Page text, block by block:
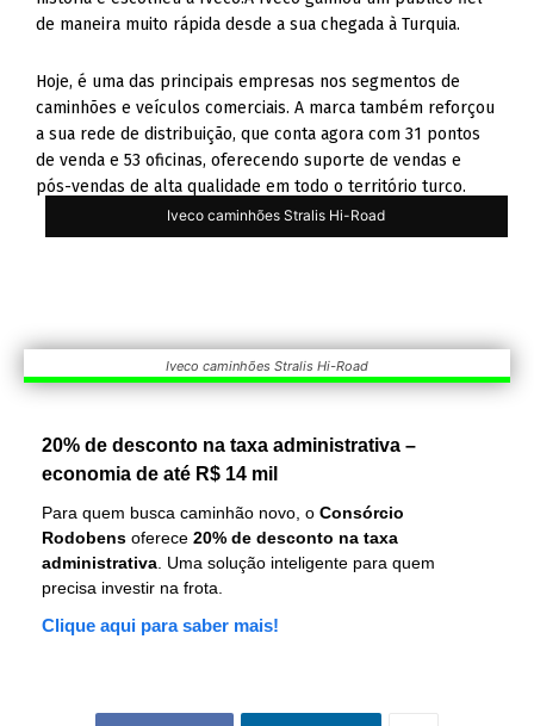
de maneira muito rápida desde a sua chegada à Turquia.
Hoje, é uma das principais empresas nos segmentos de
caminhões e veículos comerciais. A marca também reforçou
a sua rede de distribuição, que conta agora com 31 pontos
de venda e 53 oficinas, oferecendo suporte de vendas e
pós-vendas de alta qualidade em todo o território turco.
Iveco caminhões Stralis Hi-Road
Iveco caminhões Stralis Hi-Road
20% de desconto na taxa administrativa –
economia de até R$ 14 mil
Para quem busca caminhão novo, o Consórcio
Rodobens oferece 20% de desconto na taxa
administrativa . Uma solução inteligente para quem
precisa investir na frota.
Clique aqui para saber mais!